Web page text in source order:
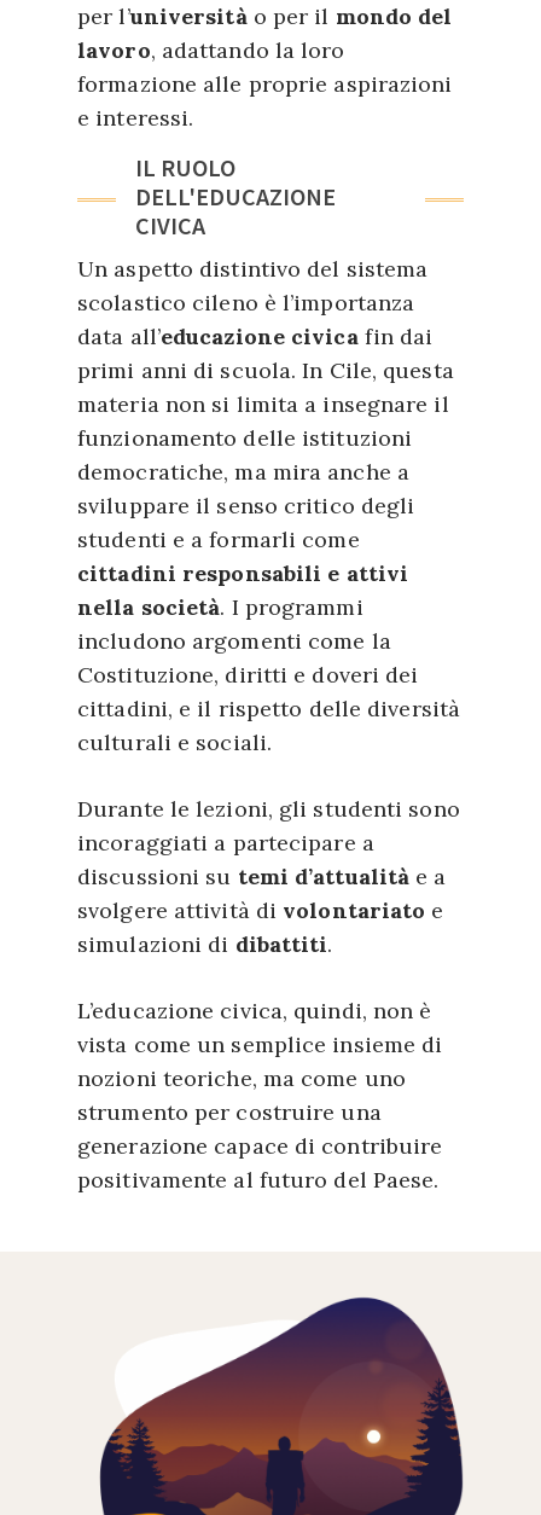
per l’università o per il mondo del
lavoro, adattando la loro
formazione alle proprie aspirazioni
e interessi.
IL RUOLO
DELL'EDUCAZIONE
CIVICA
Un aspetto distintivo del sistema
scolastico cileno è l’importanza
data all’educazione civica fin dai
primi anni di scuola. In Cile, questa
materia non si limita a insegnare il
funzionamento delle istituzioni
democratiche, ma mira anche a
sviluppare il senso critico degli
studenti e a formarli come
cittadini responsabili e attivi
nella società. I programmi
includono argomenti come la
Costituzione, diritti e doveri dei
cittadini, e il rispetto delle diversità
culturali e sociali.
Durante le lezioni, gli studenti sono
incoraggiati a partecipare a
discussioni su temi d’attualità e a
svolgere attività di volontariato e
simulazioni di dibattiti.
L’educazione civica, quindi, non è
vista come un semplice insieme di
nozioni teoriche, ma come uno
strumento per costruire una
generazione capace di contribuire
positivamente al futuro del Paese.